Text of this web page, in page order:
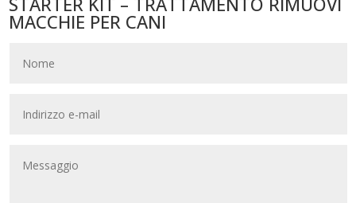
MACCHIE PER CANI